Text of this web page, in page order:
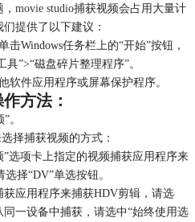
movie studio捕获视频会占用大量计
提供了以下建议：
Windows任务栏上的“开始”按钮，
”>“磁盘碎片整理程序”。
软件应用程序或屏幕保护程序。
方法：
。
择捕获视频的方式：
”选项卡上指定的视频捕获应用程序来
择“DV”单选按钮。
获应用程序来捕获HDV剪辑，请选
一设备中捕获，请选中“始终使用选